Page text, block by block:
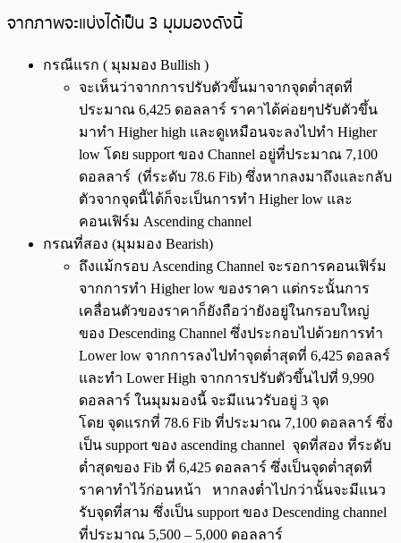
จากภาพจะแบ่งได้เป็น 3 มุมมองดังนี้
กรณีแรก ( มุมมอง Bullish )
จะเห็นว่าจากการปรับตัวขึ้นมาจากจุดต่ำสุดที่
ประมาณ 6,425 ดอลลาร์ ราคาได้ค่อยๆปรับตัวขึ้น
มาทำ Higher high และดูเหมือนจะลงไปทำ Higher
low โดย support ของ Channel อยู่ที่ประมาณ 7,100
ดอลลาร์ (ที่ระดับ 78.6 Fib) ซึ่งหากลงมาถึงและกลับ
ตัวจากจุดนี้ได้ก็จะเป็นการทำ Higher low และ
คอนเฟิร์ม Ascending channel
กรณที่สอง (มุมมอง Bearish)
ถึงแม้กรอบ Ascending Channel จะรอการคอนเฟิร์ม
จากการทำ Higher low ของราคา แต่กระนั้นการ
เคลื่อนตัวของราคาก็ยังถือว่ายังอยู่ในกรอบใหญ่
ของ Descending Channel ซึ่งประกอบไปด้วยการทำ
Lower low จากการลงไปทำจุดต่ำสุดที่ 6,425 ดอลลร์
และทำ Lower High จากการปรับตัวขึ้นไปที่ 9,990
ดอลลาร์ ในมุมมองนี้ จะมีแนวรับอยู่ 3 จุด
โดย จุดแรกที่ 78.6 Fib ที่ประมาณ 7,100 ดอลลาร์ ซึ่ง
เป็น support ของ ascending channel จุดที่สอง ที่ระดับ
ต่ำสุดของ Fib ที่ 6,425 ดอลลาร์ ซึ่งเป็นจุดต่ำสุดที่
ราคาทำไว้ก่อนหน้า หากลงต่ำไปกว่านั้นจะมีแนว
รับจุดที่สาม ซึ่งเป็น support ของ Descending channel
ที่ประมาณ 5,500 – 5,000 ดอลลาร์